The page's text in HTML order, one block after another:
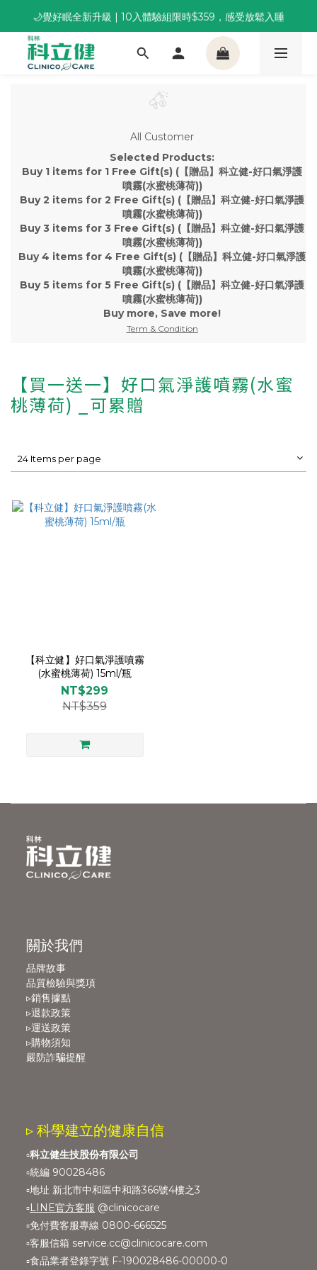
董事長推薦保養組合｜體驗價 $1,800 起，最高享 6 折
🌙覺好眠全新升級 | 10入體驗組限時$359，感受放鬆入睡
董事長推薦保養組合｜體驗價 $1,800 起，最高享 6 折
All Customer
Selected Products:
Buy 1 items for 1 Free Gift(s) (【贈品】科立健-好口氣淨護
噴霧(水蜜桃薄荷))
Buy 2 items for 2 Free Gift(s) (【贈品】科立健-好口氣淨護
噴霧(水蜜桃薄荷))
Buy 3 items for 3 Free Gift(s) (【贈品】科立健-好口氣淨護
噴霧(水蜜桃薄荷))
Buy 4 items for 4 Free Gift(s) (【贈品】科立健-好口氣淨護
噴霧(水蜜桃薄荷))
Buy 5 items for 5 Free Gift(s) (【贈品】科立健-好口氣淨護
噴霧(水蜜桃薄荷))
Buy more, Save more!
Term & Condition
【買一送一】好口氣淨護噴霧(水蜜
桃薄荷) _可累贈
24 Items per page
【科立健】好口氣淨護噴霧
(水蜜桃薄荷) 15ml/瓶
NT$299
NT$359
關於我們
品牌故事
品質檢驗與獎項
▹銷售據點
▹退款政策
▹運送政策
▹購物須知
嚴防詐騙提醒
▹ 科學建立的健康自信
▫️科立健生技股份有限公司
▫️統編 90028486
▫️地址 新北市中和區中和路366號4樓之3
▫️LINE官方客服 @clinicocare
▫️免付費客服專線 0800-666525
▫️客服信箱 service.cc@clinicocare.com
▫️食品業者登錄字號 F-190028486-00000-0